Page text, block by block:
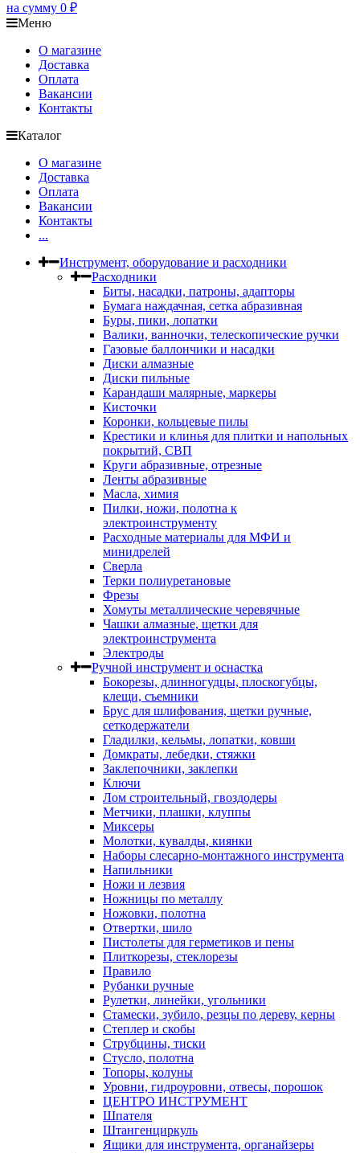
на сумму 0 ₽
Меню
О магазине
Доставка
Оплата
Вакансии
Контакты
Каталог
О магазине
Доставка
Оплата
Вакансии
Контакты
...
Инструмент, оборудование и расходники
Расходники
Биты, насадки, патроны, адапторы
Бумага наждачная, сетка абразивная
Буры, пики, лопатки
Валики, ванночки, телескопические ручки
Газовые баллончики и насадки
Диски алмазные
Диски пильные
Карандаши малярные, маркеры
Кисточки
Коронки, кольцевые пилы
Крестики и клинья для плитки и напольных
покрытий, СВП
Круги абразивные, отрезные
Ленты абразивные
Масла, химия
Пилки, ножи, полотна к
электроинструменту
Расходные материалы для МФИ и
минидрелей
Сверла
Терки полиуретановые
Фрезы
Хомуты металлические черевячные
Чашки алмазные, щетки для
электроинструмента
Электроды
Ручной инструмент и оснастка
Бокорезы, длинногудцы, плоскогубцы,
клещи, съемники
Брус для шлифования, щетки ручные,
сеткодержатели
Гладилки, кельмы, лопатки, ковши
Домкраты, лебедки, стяжки
Заклепочники, заклепки
Ключи
Лом строительный, гвоздодеры
Метчики, плашки, клуппы
Миксеры
Молотки, кувалды, киянки
Наборы слесарно-монтажного инструмента
Напильники
Ножи и лезвия
Ножницы по металлу
Ножовки, полотна
Отвертки, шило
Пистолеты для герметиков и пены
Плиткорезы, стеклорезы
Правило
Рубанки ручные
Рулетки, линейки, угольники
Стамески, зубило, резцы по дереву, керны
Степлер и скобы
Струбцины, тиски
Стусло, полотна
Топоры, колуны
Уровни, гидроуровни, отвесы, порошок
ЦЕНТРО ИНСТРУМЕНТ
Шпателя
Штангенциркуль
Ящики для инструмента, органайзеры